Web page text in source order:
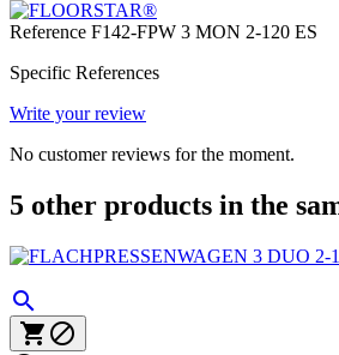
Reference F142-FPW 3 MON 2-120 ES
Specific References
Write your review
No customer reviews for the moment.
5 other products in the

 